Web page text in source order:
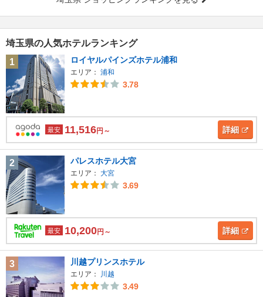
埼玉県の人気ホテルランキング
1
ロイヤルパインズホテル浦和
エリア： 浦和
3.78
最安 11,516円～ 詳細
2 パレスホテル大宮
エリア： 大宮
3.69
最安 10,200円～ 詳細
3 川越プリンスホテル
エリア： 川越
3.49